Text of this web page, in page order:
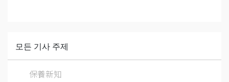
모든 기사 주제
保養新知